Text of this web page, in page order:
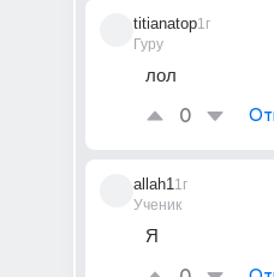
titianatop
Гуру
1г
лол
0
allah1
Ученик
1г
Я